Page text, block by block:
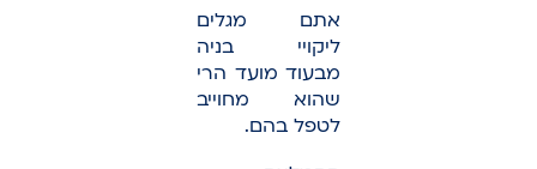
אתם מגלים
ליקויי בניה
מבעוד מועד הרי
שהוא מחוייב
לטפל בהם.